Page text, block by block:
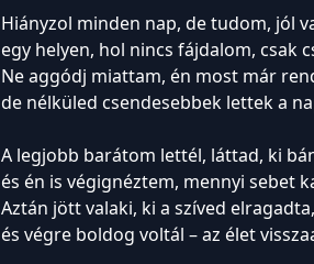
Hiányzol minden nap, de tudom, jól
egy helyen, hol nincs fájdalom, csak
Ne aggódj miattam, én most már
de nélküled csendesebbek lettek a
A legjobb barátom lettél, láttad, ki
és én is végignéztem, mennyi sebet
Aztán jött valaki, ki a szíved elragadta,
és végre boldog voltál – az élet